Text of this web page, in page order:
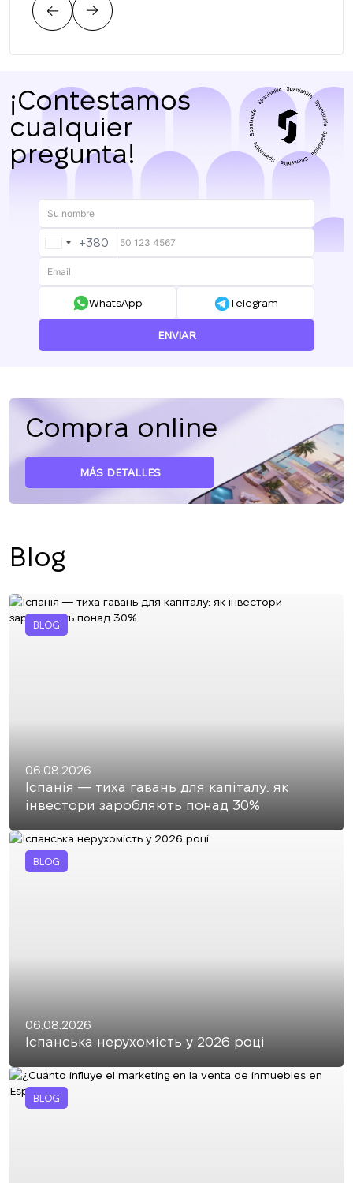
¡Contestamos
cualquier
pregunta!
UKRAINE
+380
+380
WhatsApp Telegram
ENVIAR
Compra online
MÁS DETALLES
Blog
BLOG
06.08.2026
Іспанія — тиха гавань для капіталу: як
інвестори заробляють понад 30%
BLOG
06.08.2026
Іспанська нерухомість у 2026 році
BLOG